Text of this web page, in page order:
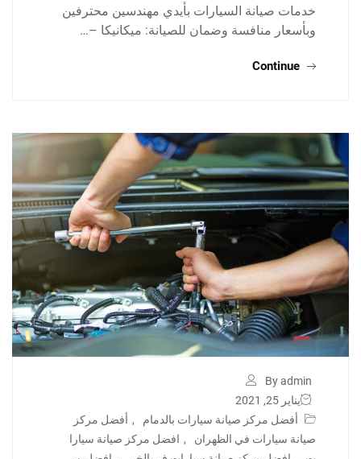
خدمات صيانة السيارات بأيدي مهندسين محترفين
وبأسعار منافسة وضمان للصيانة: ميكانيكا –…
Continue
By admin
يناير 25, 2021
أفضل مركز صيانة سيارات بالدمام
, أفضل مركز
صيانة سيارات في الظهران
, افضل مركز صيانة سيارا